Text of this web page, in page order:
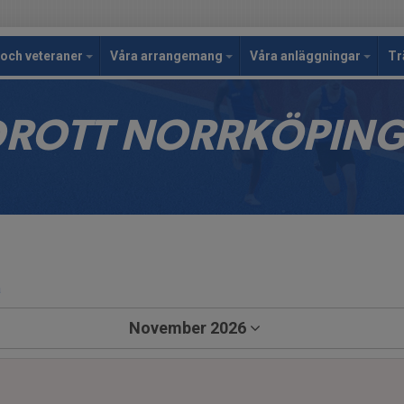
veteraner Våra arrangemang Våra anläggningar
November 2026